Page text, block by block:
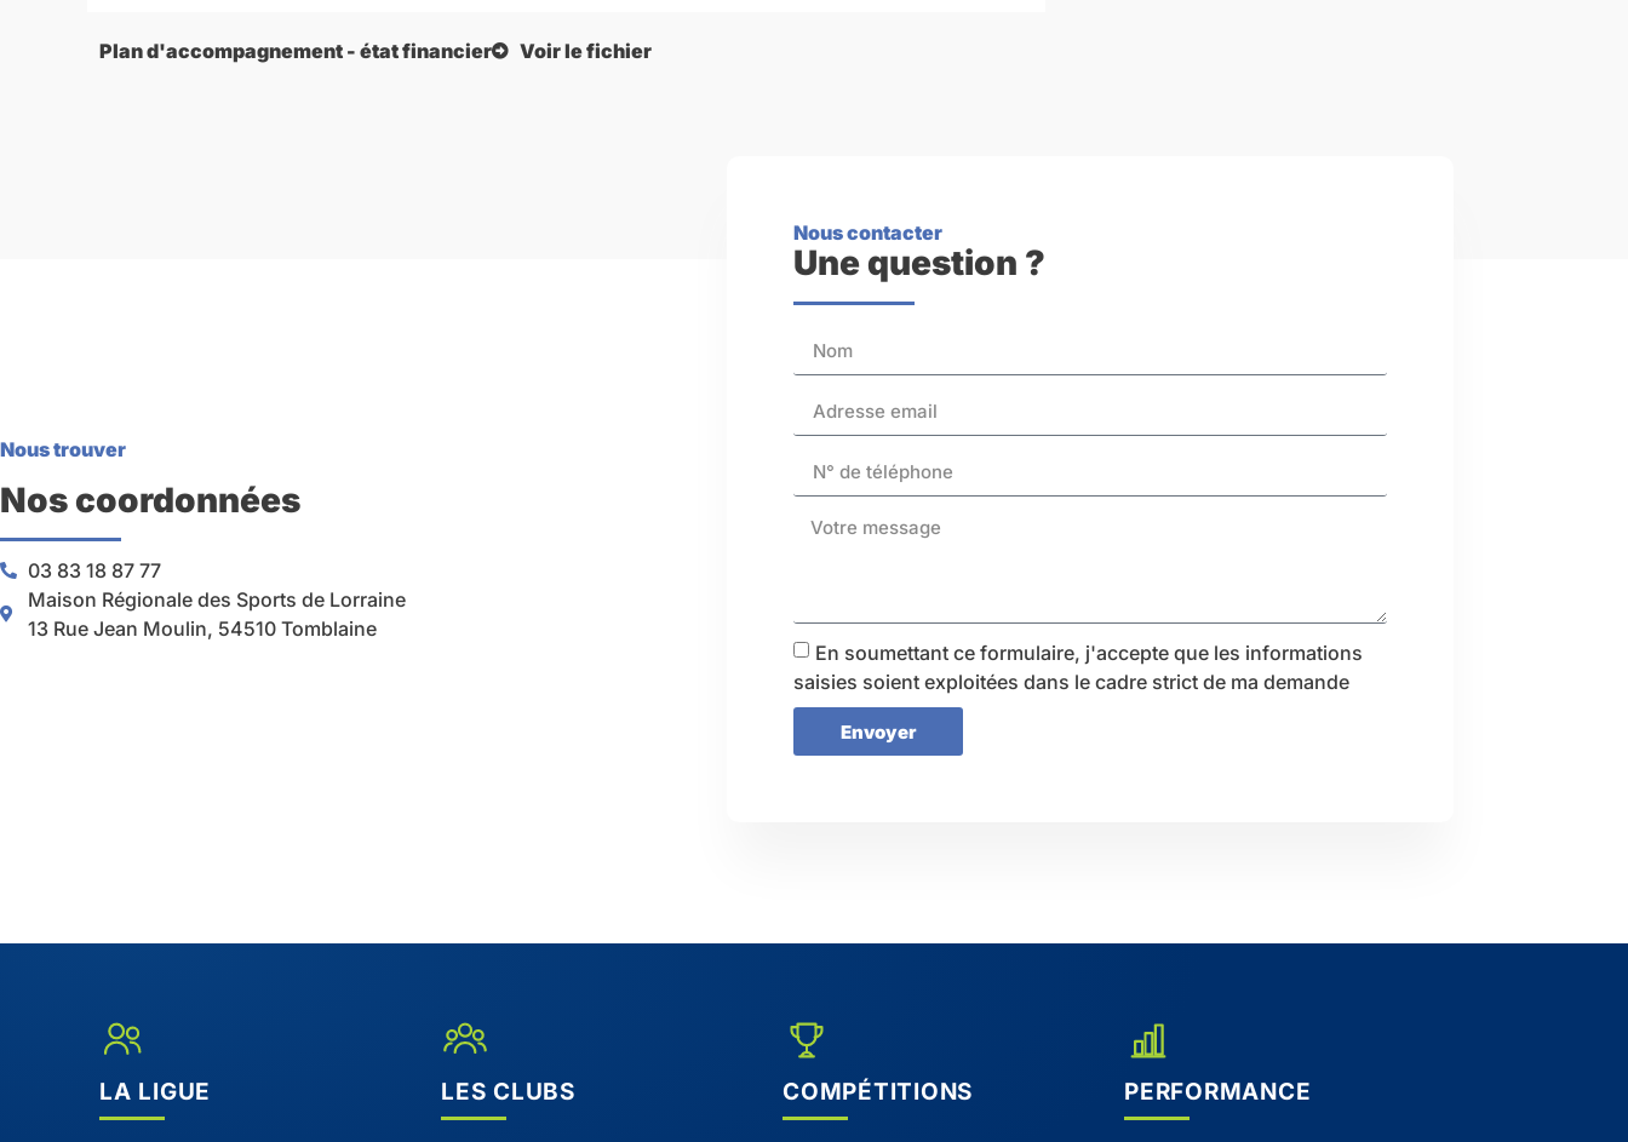
Plan d'accompagnement - état financier Voir le fichier
Nous trouver
Nos coordonnées
03 83 18 87 77
Maison Régionale des Sports de Lorraine
13 Rue Jean Moulin, 54510 Tomblaine
Nous contacter
Une question ?
En soumettant ce formulaire, j'accepte que les informations
saisies soient exploitées dans le cadre strict de ma demande
Envoyer
LA LIGUE LES CLUBS COMPÉTITIONS PERFORMANCE